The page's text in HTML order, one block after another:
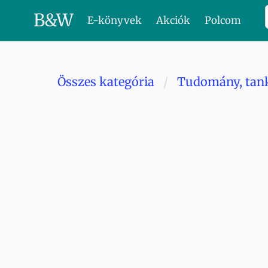
B&W E-könyvek Akciók Polcom
Összes kategória Tudomány,